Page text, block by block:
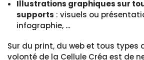
Illustrations graphiques sur
supports : visuels ou
infographie, …
Sur du print, du web et tous types
volonté de la Cellule Créa est de